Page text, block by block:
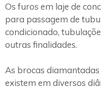
Os furos em laje de
para passagem de
condicionado,
outras finalidades.
As brocas
existem em diversos